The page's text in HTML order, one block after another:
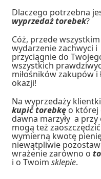
Dlaczego potrzebna
wyprzedaż torebek?
Cóż, przede
wydarzenie zachwyci i
przyciągnie do
wszystkich
miłośników zakupów i
okazji!
Na wyprzedaży
kupić torebkęo której
dawna marzyły a przy
mogą też zaoszczędzić
wymierną kwotę
niewątpliwie
wrażenie zarówno o
i o Twoimsklepie.